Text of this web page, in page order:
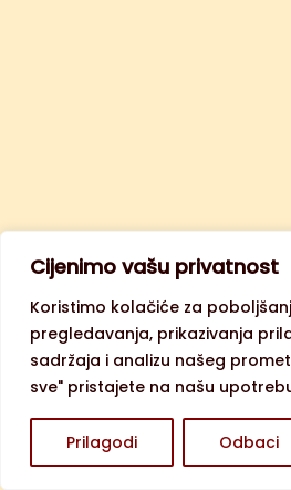
Cijenimo vašu privatnost
Koristimo kolačiće za
pregledavanja, prikazivanja
sadržaja i analizu našeg
sve" pristajete na našu
Prilagodi Odbaci